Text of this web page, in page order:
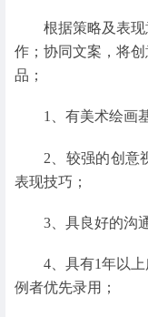
根据策略及表
作；协同文案，将
品；
1、有美术绘画
2、较强的创意
表现技巧；
3、具良好的沟
4、具有1年以
例者优先录用；